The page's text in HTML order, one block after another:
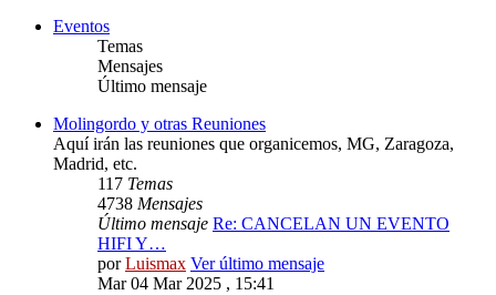
Eventos
Temas
Mensajes
Último mensaje
Molingordo y otras Reuniones
Aquí irán las reuniones que organicemos, MG, Zaragoza,
Madrid, etc.
117 Temas
4738 Mensajes
Último mensaje Re: CANCELAN UN EVENTO
HIFI Y…
porLuismax Ver último mensaje
Mar 04 Mar 2025 , 15:41